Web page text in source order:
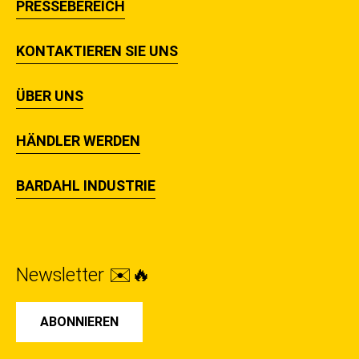
PRESSEBEREICH
KONTAKTIEREN SIE UNS
ÜBER UNS
HÄNDLER WERDEN
BARDAHL INDUSTRIE
Newsletter ✉️🔥
ABONNIEREN